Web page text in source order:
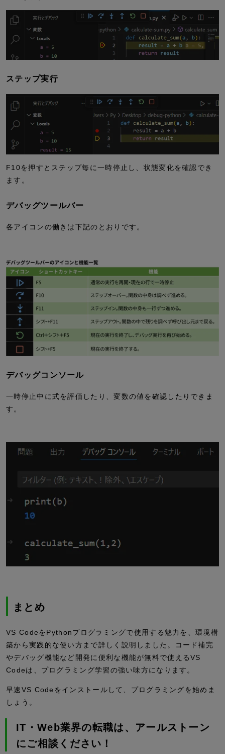
ステップ実行
F10を押すとステップ毎に一時停止し、状態変化を確認でき
ます。
デバッグツールバー
各アイコンの働きは下記のとおりです。
デバッグコンソール
一時停止中に式を評価したり、変数の値を確認したりできま
す。
まとめ
VS CodeをPythonプログラミングで使用する魅力を、環境構
築から実践的な使い方まで詳しく説明しました。コード補完
やデバッグ機能など開発に便利な機能が無料で使えるVS
Codeは、プログラミング学習の強い味方になります。
早速VS Codeをインストールして、プログラミングを始めま
しょう。
IT・Web業界の転職は、アールストーン
にご相談ください！